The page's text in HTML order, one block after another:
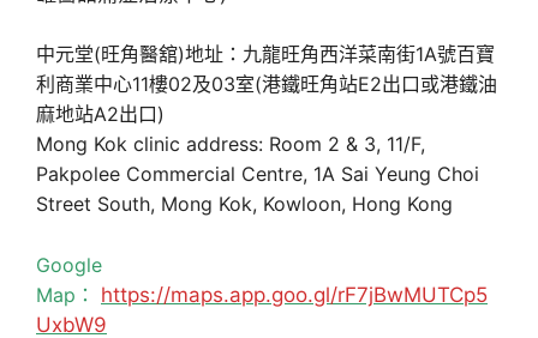
中元堂(旺角醫舘)地址：九龍旺角西洋菜南街1A號百寶
利商業中心11樓02及03室(港鐵旺角站E2出口或港鐵油
麻地站A2出口)
Mong Kok clinic address: Room 2 & 3, 11/F,
Pakpolee Commercial Centre, 1A Sai Yeung Choi
Street South, Mong Kok, Kowloon, Hong Kong
Google
Map： https://maps.app.goo.gl/rF7jBwMUTCp5
UxbW9